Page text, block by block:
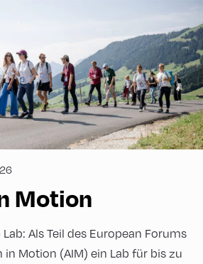
Motion
Lab: Als Teil des European Forums
in Motion (AIM) ein Lab für bis zu